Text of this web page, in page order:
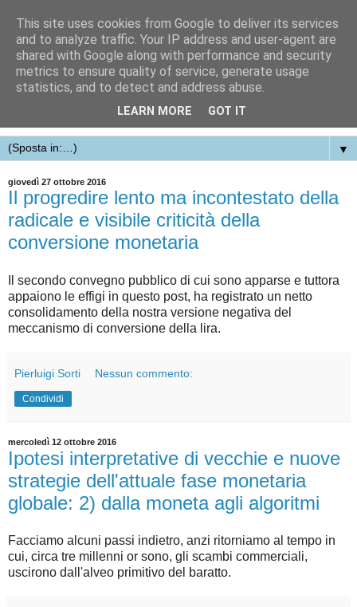
▼
giovedì 27 ottobre 2016
Il progredire lento ma incontestato della
radicale e visibile criticità della
conversione monetaria
Il secondo convegno pubblico di cui sono apparse e tuttora
appaiono le effigi in questo post, ha registrato un netto
consolidamento della nostra versione negativa del
meccanismo di conversione della lira.
Pierluigi Sorti Nessun commento:
Condividi
mercoledì 12 ottobre 2016
Ipotesi interpretative di vecchie e nuove
strategie dell'attuale fase monetaria
globale: 2) dalla moneta agli algoritmi
Facciamo alcuni passi indietro, anzi ritorniamo al tempo in
cui, circa tre millenni or sono, gli scambi commerciali,
uscirono dall'alveo primitivo del baratto.
This site uses cookies from Google to deliver its services
and to analyze traffic. Your IP address and user-agent are
shared with Google along with performance and security
metrics to ensure quality of service, generate usage
statistics, and to detect and address abuse.
LEARN MORE GOT IT